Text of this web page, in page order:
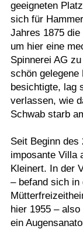
geeigneten
sich für
Jahres 1875
um hier eine
Spinnerei AG
schön
besichtigte, lag
verlassen, wie
Schwab starb
Seit Beginn des
imposante Villa
Kleinert. In der
– befand sich in
hier 1955 –
ein